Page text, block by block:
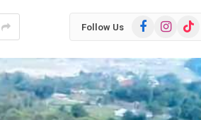
Follow Us FacebookInstagram
TikTok